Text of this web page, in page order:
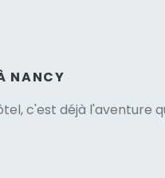
NANCY
c'est déjà l'aventure